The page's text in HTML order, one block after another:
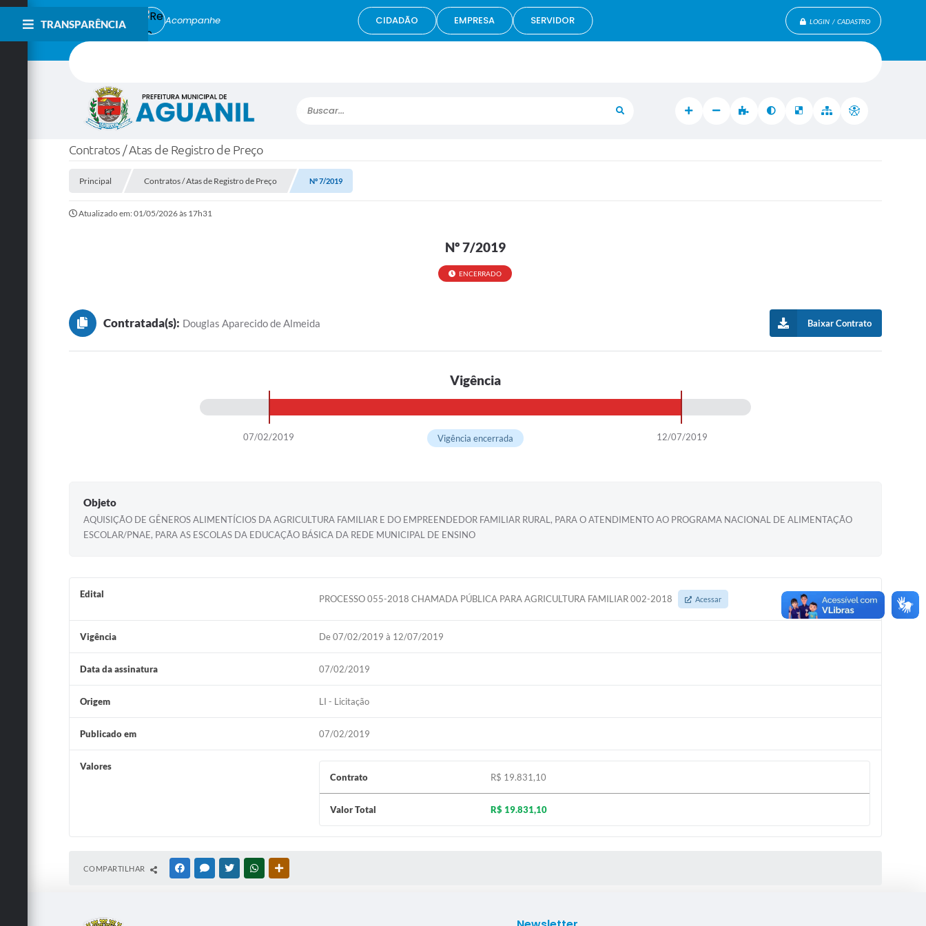
LOGIN / CADASTRO
Buscar...
Acompanhe CIDADÃO EMPRESA SERVIDOR
TRANSPARÊNCIA
Contratos / Atas de Registro de Preço
Principal Contratos / Atas de Registro de Preço Nº 7/2019
Atualizado em: 01/05/2026 às 17h31
Nº 7/2019
ENCERRADO
Contratada(s): Douglas Aparecido de Almeida Baixar Contrato
Vigência
07/02/2019 12/07/2019
Vigência encerrada
Objeto
AQUISIÇÃO DE GÊNEROS ALIMENTÍCIOS DA AGRICULTURA FAMILIAR E DO EMPREENDEDOR FAMILIAR RURAL, PARA O ATENDIMENTO AO PROGRAMA NACIONAL DE ALIMENTAÇÃO
ESCOLAR/PNAE, PARA AS ESCOLAS DA EDUCAÇÃO BÁSICA DA REDE MUNICIPAL DE ENSINO
Edital PROCESSO 055-2018 CHAMADA PÚBLICA PARA AGRICULTURA FAMILIAR 002-2018 Acessar
Vigência De 07/02/2019 à 12/07/2019
Data da assinatura 07/02/2019
Origem LI - Licitação
Publicado em 07/02/2019
Valores
Contrato
R$ 19.831,10
Valor Total R$ 19.831,10
COMPARTILHAR FACEBOOKMESSENGER
TWITTERWHATSAPP